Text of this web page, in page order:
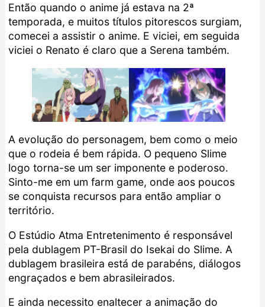
Então quando o anime já estava na 2ª
temporada, e muitos títulos pitorescos surgiam,
comecei a assistir o anime. E viciei, em seguida
viciei o Renato é claro que a Serena também.
A evolução do personagem, bem como o meio
que o rodeia é bem rápida. O pequeno Slime
logo torna-se um ser imponente e poderoso.
Sinto-me em um farm game, onde aos poucos
se conquista recursos para então ampliar o
território.
O Estúdio Atma Entretenimento é responsável
pela dublagem PT-Brasil do Isekai do Slime. A
dublagem brasileira está de parabéns, diálogos
engraçados e bem abrasileirados.
E ainda necessito enaltecer a animação do